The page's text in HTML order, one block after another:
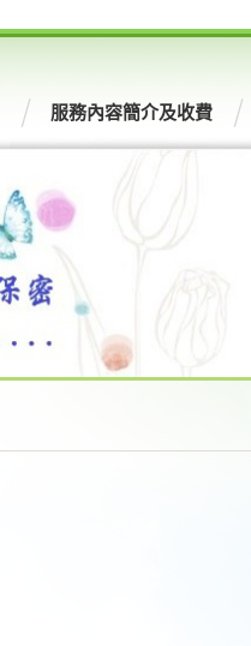
服務內容簡介及收費